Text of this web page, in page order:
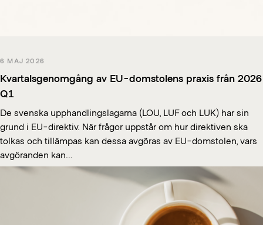
6 MAJ 2026
Kvartalsgenomgång av EU-domstolens praxis från 2026
Q1
De svenska upphandlingslagarna (LOU, LUF och LUK) har sin
grund i EU-direktiv. När frågor uppstår om hur direktiven ska
tolkas och tillämpas kan dessa avgöras av EU-domstolen, vars
avgöranden kan…